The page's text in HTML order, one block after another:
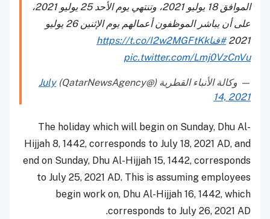
الموافق 18 يوليو 2021، وتنتهي يوم الأحد 25 يوليو 2021،
على أن يباشر الموظفون أعمالهم يوم الإثنين 26 يوليو
2021 #قناhttps://t.co/I2w2MGFtKk
pic.twitter.com/Lmj0VzCnVu
— وكالة الأنباء القطرية (@QatarNewsAgency)
July
14, 2021
The holiday which will begin on Sunday, Dhu Al-
Hijjah 8, 1442, corresponds to July 18, 2021 AD, and
end on Sunday, Dhu Al-Hijjah 15, 1442, corresponds
to July 25, 2021 AD. This is assuming employees
begin work on, Dhu Al-Hijjah 16, 1442, which
corresponds to July 26, 2021 AD.